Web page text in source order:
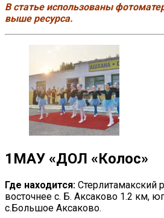
В статье использованы
выше ресурса.
1 МАУ «ДОЛ «Колос»
Где находится: Стерлитамакский
восточнее с. Б. Аксаково 1.2 км,
с.Большое Аксаково.